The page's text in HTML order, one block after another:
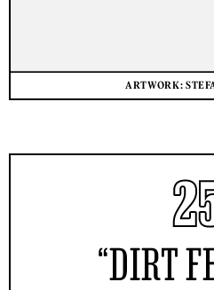
ARTWORK:
“DIRT